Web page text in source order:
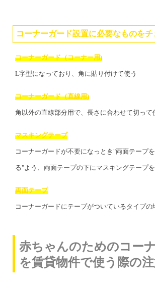
コーナーガード設置に必要なものをチ
コーナーガード（コーナー用)
L字型になっており、角に貼り付けて使う
コーナーガード（直線用)
角以外の直線部分用で、長さに合わせて切って
マスキングテープ
コーナーガードが不要になっとき"両面テープ
る"よう、両面テープの下にマスキングテープ
両面テープ
コーナーガードにテープがついているタイプの
赤ちゃんのためのコー
を賃貸物件で使う際の